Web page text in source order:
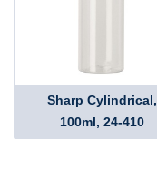
Sharp Cylindrical,
100ml, 24-410